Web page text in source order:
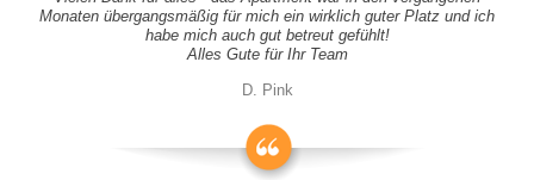
Monaten übergangsmäßig für mich ein wirklich guter Platz und ich
habe mich auch gut betreut gefühlt!
Alles Gute für Ihr Team
D. Pink